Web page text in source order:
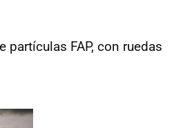
partículas FAP, con ruedas